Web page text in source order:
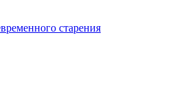
старения